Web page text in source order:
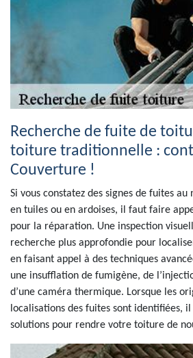
Recherche de fuite de
toiture traditionnelle :
Couverture !
Si vous constatez des signes de fuites
en tuiles ou en ardoises, il faut faire
pour la réparation. Une inspection
recherche plus approfondie pour
en faisant appel à des techniques
une insufflation de fumigène, de
d’une caméra thermique. Lorsque les
localisations des fuites sont identifiées,
solutions pour rendre votre toiture de